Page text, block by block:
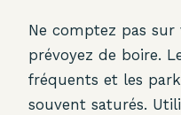
Ne comptez pas
prévoyez de boire.
fréquents et les
souvent saturés.